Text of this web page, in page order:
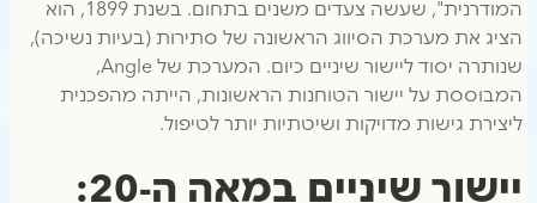
המודרנית", שעשה צעדים משנים בתחום. בשנת 1899, הוא
הציג את מערכת הסיווג הראשונה של סתירות (בעיות נשיכה),
שנותרה יסוד ליישור שיניים כיום. המערכת של Angle,
המבוססת על יישור הטוחנות הראשונות, הייתה מהפכנית
ליצירת גישות מדויקות ושיטתיות יותר לטיפול.
יישור שיניים במאה ה-20: